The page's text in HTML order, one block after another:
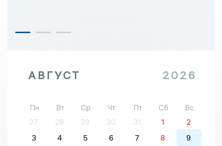
АВГУСТ 2026
Пн Вт Ср Чт Пт Сб
Вс
27
28 29 30 31 1
2
3
4 5 6 7 8
9